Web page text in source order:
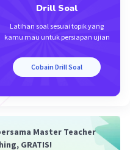
Drill Soal
Latihan soal sesuai topik yang
kamu mau untuk persiapan ujian
Cobain Drill Soal
Master Teacher
GRATIS!